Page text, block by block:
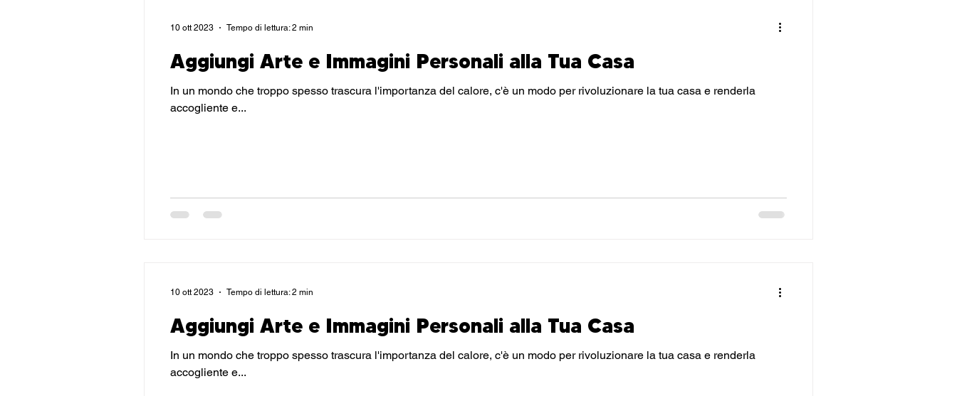
Aggiungi Arte e Immagini Personali alla Tua Casa
In un mondo che troppo spesso trascura l'importanza del calore, c'è un modo per rivoluzionare la tua casa e renderla
accogliente e...
10 ott 2023 Tempo di lettura: 2 min
Aggiungi Arte e Immagini Personali alla Tua Casa
In un mondo che troppo spesso trascura l'importanza del calore, c'è un modo per rivoluzionare la tua casa e renderla
accogliente e...
10 ott 2023 Tempo di lettura: 2 min